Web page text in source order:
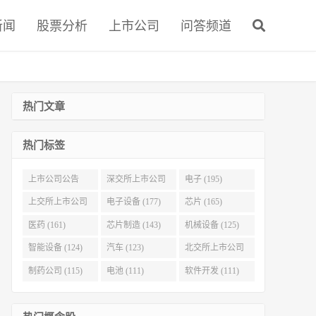
股票分析 上市公司 问答频道
热门文章
热门标签
上市公司公告
(321)
深交所上市公司
(215)
电子 (195)
上交所上市公司
(186)
电子设备 (177) 芯片 (165)
医药 (161) 芯片制造 (143) 机械设备 (125)
智能设备 (124) 汽车 (123) 北交所上市公司
(116)
制药公司 (115) 电池 (111) 软件开发 (111)